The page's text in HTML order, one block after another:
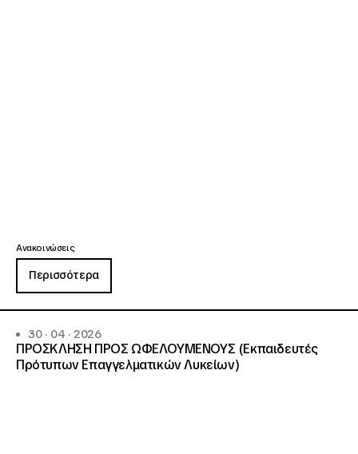
Ανακοινώσεις
Περισσότερα
30 · 04 · 2026
ΠΡΟΣΚΛΗΣΗ ΠΡΟΣ ΩΦΕΛΟΥΜΕΝΟΥΣ (Εκπαιδευτές
Πρότυπων Επαγγελματικών Λυκείων)